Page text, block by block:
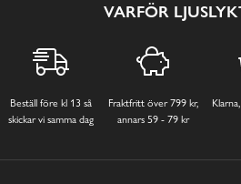
VARFÖR
Beställ före kl 13 så
skickar vi samma dag
Fraktfritt över 799 kr,
annars 59 - 79 kr